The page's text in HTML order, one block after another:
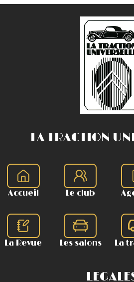
LA TRACTION
Accueil Le club
La Revue Les salons La